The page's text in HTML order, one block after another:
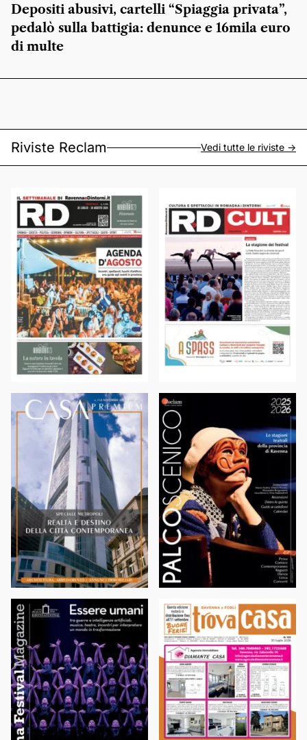
Depositi abusivi, cartelli “Spiaggia privata”,
pedalò sulla battigia: denunce e 16mila euro
di multe
Riviste Reclam Vedi tutte le riviste ->